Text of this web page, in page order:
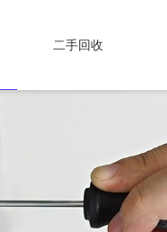
二手回收